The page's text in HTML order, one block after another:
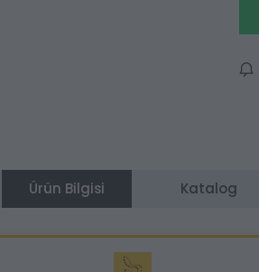
Ürün Bilgisi Katalog